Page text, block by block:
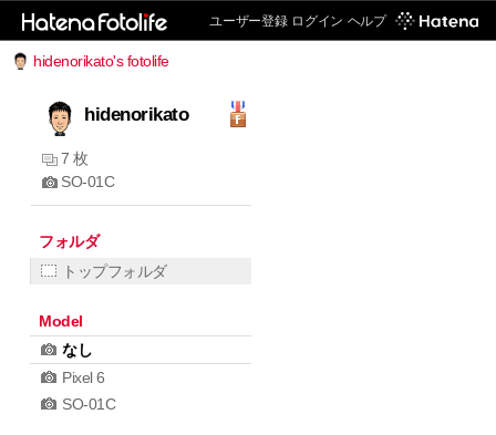
ユーザー登録 ログイン ヘルプ
hidenorikato's fotolife
hidenorikato
7 枚
SO-01C
フォルダ
トップフォルダ
Model
なし
Pixel 6
SO-01C